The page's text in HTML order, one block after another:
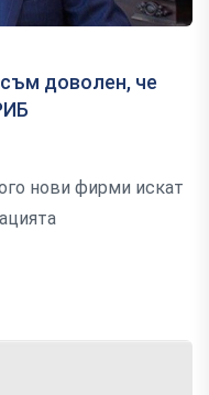
доволен, че
нови фирми искат